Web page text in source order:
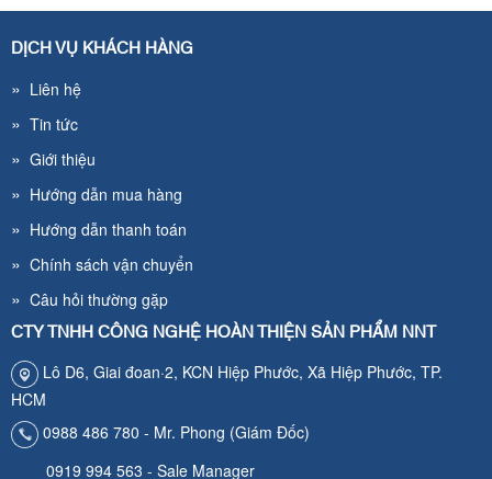
DỊCH VỤ KHÁCH HÀNG
» Liên hệ
» Tin tức
» Giới thiệu
» Hướng dẫn mua hàng
» Hướng dẫn thanh toán
» Chính sách vận chuyển
» Câu hỏi thường gặp
CTY TNHH CÔNG NGHỆ HOÀN THIỆN SẢN PHẨM NNT
Lô D6, Giai đoan·2, KCN Hiệp Phước, Xã Hiệp Phước, TP.
HCM
0988 486 780 - Mr. Phong (Giám Đốc)
0919 994 563 - Sale Manager